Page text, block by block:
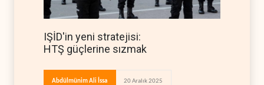
IŞİD'in yeni stratejisi:
HTŞ güçlerine sızmak
Abdülmünim Ali İssa 20 Aralık 2025